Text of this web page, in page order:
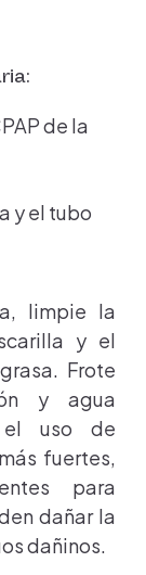
de la
y el tubo
limpie la
y el
Frote
y agua
uso de
fuertes,
para
dañar la
dañinos.